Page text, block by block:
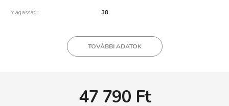
magasság 38
TOVÁBBI ADATOK
47 790 Ft